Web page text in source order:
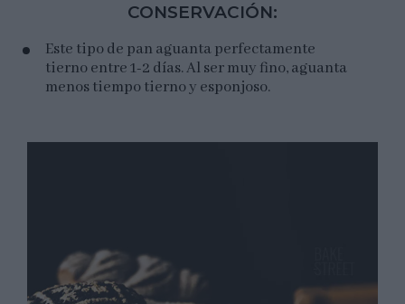
CONSERVACIÓN:
Este tipo de pan aguanta perfectamente
tierno entre 1-2 días. Al ser muy fino, aguanta
menos tiempo tierno y esponjoso.